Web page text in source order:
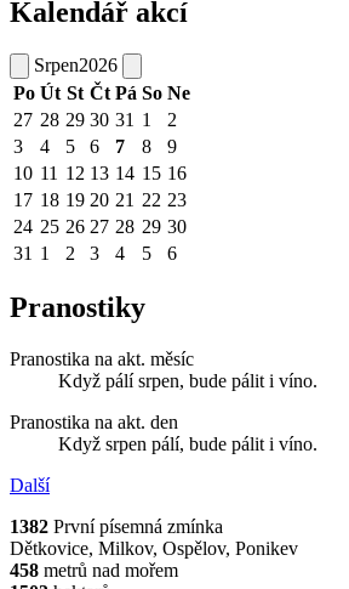
Kalendář akcí
Srpen2026
Po Út St Čt Pá So Ne
27 28 29 30 31 1
2
3
4 5 6 7 8
9
10 11 12 13 14 15 16
17 18 19 20 21 22 23
24 25 26 27 28 29 30
31 1 2 3 4 5 6
Pranostiky
Pranostika na akt. měsíc
Když pálí srpen, bude pálit i víno.
Pranostika na akt. den
Když srpen pálí, bude pálit i víno.
Další
1382 První písemná zmínka
Dětkovice, Milkov, Ospělov, Ponikev
458 metrů nad mořem